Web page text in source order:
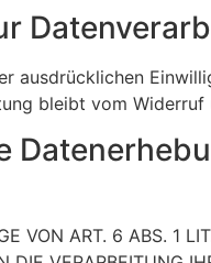
ausdrück­li­chen
bleibt vom Widerruf
VON ART. 6 ABS. 1